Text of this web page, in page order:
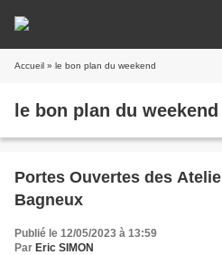
Accueil » le bon plan du weekend
le bon plan du weekend
Portes Ouvertes des
Bagneux
Publié le 12/05/2023 à 13:59
Par Eric SIMON